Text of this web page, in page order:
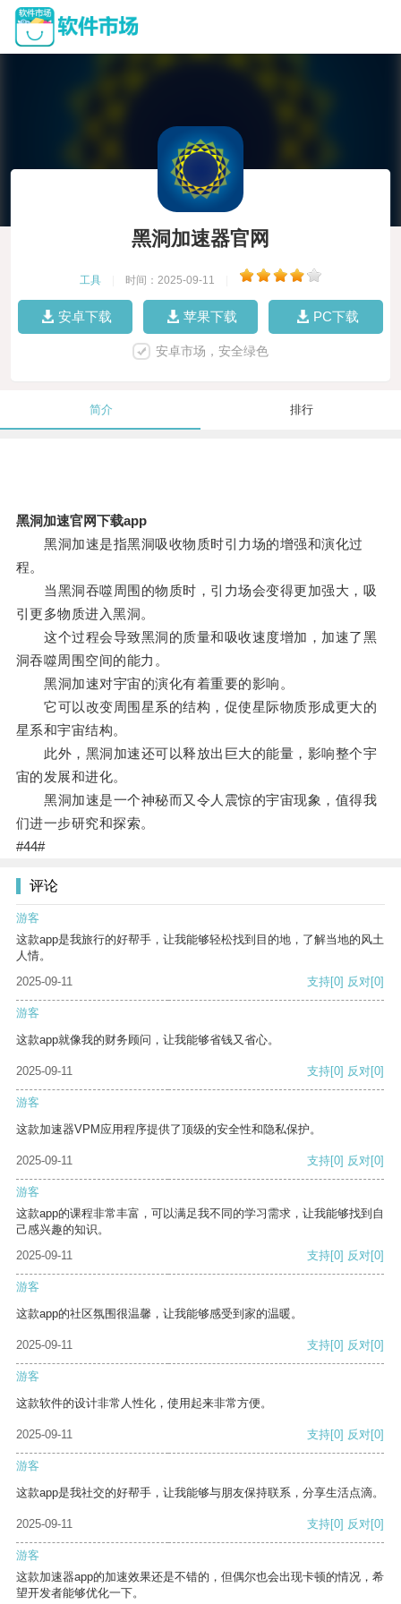
黑洞加速器官网
工具 时间：2025-09-11
安卓下载 苹果下载 PC下载
安卓市场，安全绿色
简介 排行
黑洞加速官网下载app
黑洞加速是指黑洞吸收物质时引力场的增强和演化过
程。
当黑洞吞噬周围的物质时，引力场会变得更加强大，吸
引更多物质进入黑洞。
这个过程会导致黑洞的质量和吸收速度增加，加速了黑
洞吞噬周围空间的能力。
黑洞加速对宇宙的演化有着重要的影响。
它可以改变周围星系的结构，促使星际物质形成更大的
星系和宇宙结构。
此外，黑洞加速还可以释放出巨大的能量，影响整个宇
宙的发展和进化。
黑洞加速是一个神秘而又令人震惊的宇宙现象，值得我
们进一步研究和探索。
#44#
评论
游客
这款app是我旅行的好帮手，让我能够轻松找到目的地，了解当地的风土
人情。
2025-09-11
支持[0] 反对[0]
游客
这款app就像我的财务顾问，让我能够省钱又省心。
2025-09-11 支持[0] 反对[0]
游客
这款加速器VPM应用程序提供了顶级的安全性和隐私保护。
2025-09-11 支持[0] 反对[0]
游客
这款app的课程非常丰富，可以满足我不同的学习需求，让我能够找到自
己感兴趣的知识。
2025-09-11
支持[0] 反对[0]
游客
这款app的社区氛围很温馨，让我能够感受到家的温暖。
2025-09-11 支持[0] 反对[0]
游客
这款软件的设计非常人性化，使用起来非常方便。
2025-09-11 支持[0] 反对[0]
游客
这款app是我社交的好帮手，让我能够与朋友保持联系，分享生活点滴。
2025-09-11 支持[0] 反对[0]
游客
这款加速器app的加速效果还是不错的，但偶尔也会出现卡顿的情况，希
望开发者能够优化一下。